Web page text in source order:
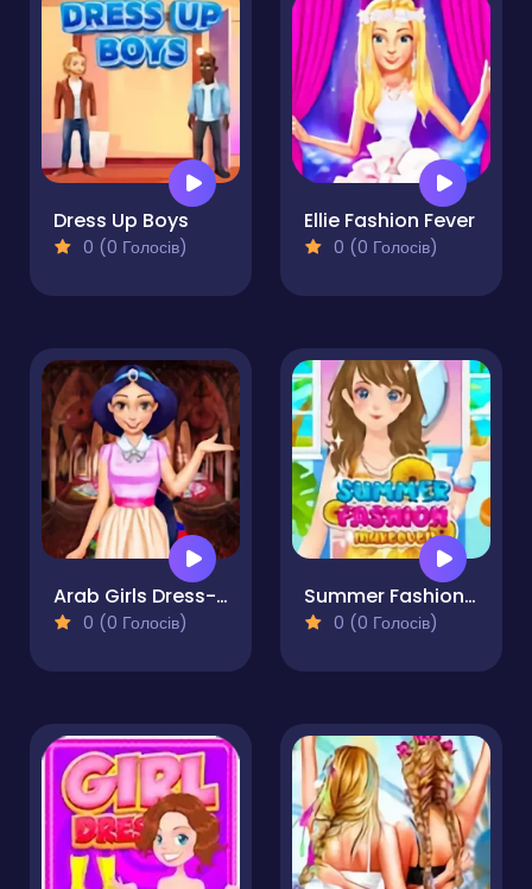
Dress Up Boys
0 (0 Голосів)
Ellie Fashion Fever
0 (0 Голосів)
Arab Girls Dress-Up - Salon Makeup
0 (0 Голосів)
Summer Fashion Makeover
0 (0 Голосів)